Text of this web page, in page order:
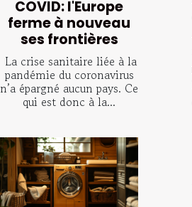
COVID: l'Europe
ferme à nouveau
ses frontières
La crise sanitaire liée à la
pandémie du coronavirus
n’a épargné aucun pays. Ce
qui est donc à la...